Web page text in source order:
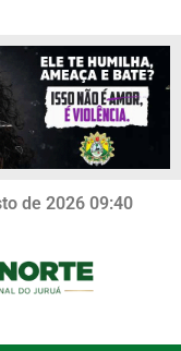
de 2026 09:40